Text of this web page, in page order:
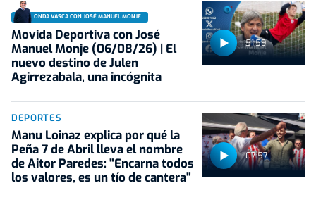
51:59
ONDA VASCA CON JOSÉ MANUEL MONJE
Movida Deportiva con José
Manuel Monje (06/08/26) | El
nuevo destino de Julen
Agirrezabala, una incógnita
07:57
DEPORTES
Manu Loinaz explica por qué la
Peña 7 de Abril lleva el nombre
de Aitor Paredes: "Encarna todos
los valores, es un tío de cantera"